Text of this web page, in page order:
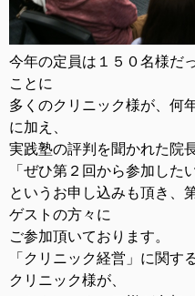
今年の定員は１５０名様だ
ことに
多くのクリニック様が、何
に加え、
実践塾の評判を聞かれた院
「ぜひ第２回から参加した
というお申し込みも頂き、
ゲストの方々に
ご参加頂いております。
「クリニック経営」に関す
クリニック様が、